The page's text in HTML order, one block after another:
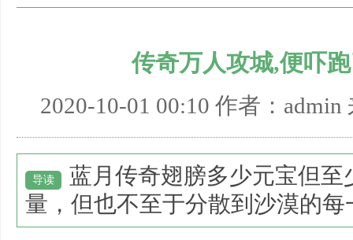
传奇万人攻城,便吓
2020-10-01 00:10 作者：admin
导读
蓝月传奇翅膀多少元宝但
量，但也不至于分散到沙漠的